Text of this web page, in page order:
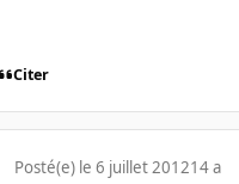
Citer
Posté(e) le 6 juillet 201214 a